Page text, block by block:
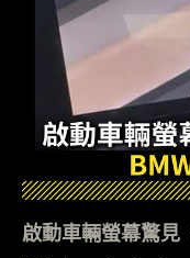
啟動車輛螢幕驚見